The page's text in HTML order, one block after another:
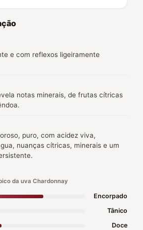
e com reflexos ligeiramente
notas minerais, de frutas cítricas
puro, com acidez viva,
nuanças cítricas, minerais e um
da uva Chardonnay
Encorpado
Tânico
Doce